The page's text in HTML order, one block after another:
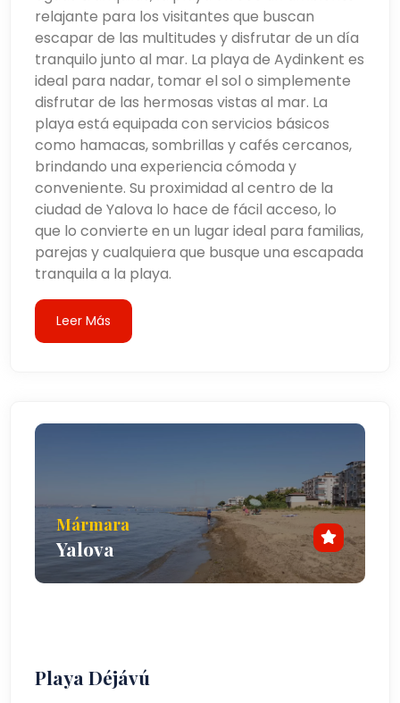
sus tranquilas playas, su ambiente agradable y su
conveniente ubicación cerca de Yalova y Estambul,
Çiftlikköy ofrece el escenario perfecto para unas
vacaciones relajadas. Ya sea que visite Çiftlikköy
para una escapada de fin de semana o para una
estadía más larga, la combinación de encanto
costero, comodidades modernas y atracciones
cercanas de Çiftlikköy garantiza una experiencia
inolvidable.
Su fácil acceso desde Estambul y Yalova,
combinado con su acogedora comunidad y paisajes
pintorescos, hacen de Çiftlikköy un destino ideal
para quienes buscan tranquilidad y relajación. Ya
sea que visite los cálidos meses de verano o
durante las estaciones más frías de primavera y
otoño, Çiftlikköy ofrece algo para todos, desde
termales cercanas.
relajante para los visitantes que buscan
escapar de las multitudes y disfrutar de un día
tranquilo junto al mar. La playa de Aydinkent es
ideal para nadar, tomar el sol o simplemente
disfrutar de las hermosas vistas al mar. La
playa está equipada con servicios básicos
como hamacas, sombrillas y cafés cercanos,
brindando una experiencia cómoda y
conveniente. Su proximidad al centro de la
ciudad de Yalova lo hace de fácil acceso, lo
que lo convierte en un lugar ideal para familias,
parejas y cualquiera que busque una escapada
tranquila a la playa.
Leer Más
Mármara
Yalova
Playa Déjávú